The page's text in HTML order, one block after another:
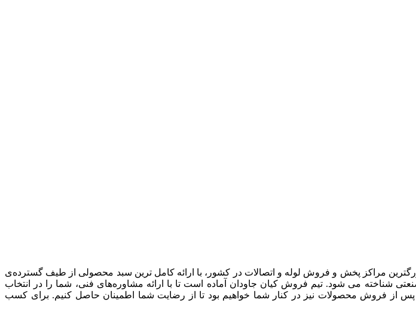
مراکز پخش و فروش لوله و اتصالات در کشور، با ارائه کامل ترین سبد محصولی از طیف گسترده‌‌ی
شناخته می شود. تیم فروش کیان جاودان آماده است تا با ارائه مشاوره‌های فنی، شما را در انتخاب
پس از فروش محصولات نیز در کنار شما خواهیم بود تا از رضایت شما اطمینان حاصل کنیم. برای کسب